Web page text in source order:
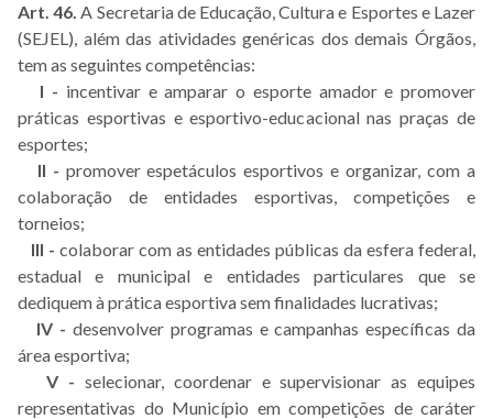
Art. 46. A Secretaria de Educação, Cultura e Esportes e Lazer
(SEJEL), além das atividades genéricas dos demais Órgãos,
tem as seguintes competências:
I - incentivar e amparar o esporte amador e promover
práticas esportivas e esportivo-educacional nas praças de
esportes;
II - promover espetáculos esportivos e organizar, com a
colaboração de entidades esportivas, competições e
torneios;
III - colaborar com as entidades públicas da esfera federal,
estadual e municipal e entidades particulares que se
dediquem à prática esportiva sem finalidades lucrativas;
IV - desenvolver programas e campanhas específicas da
área esportiva;
V - selecionar, coordenar e supervisionar as equipes
representativas do Município em competições de caráter